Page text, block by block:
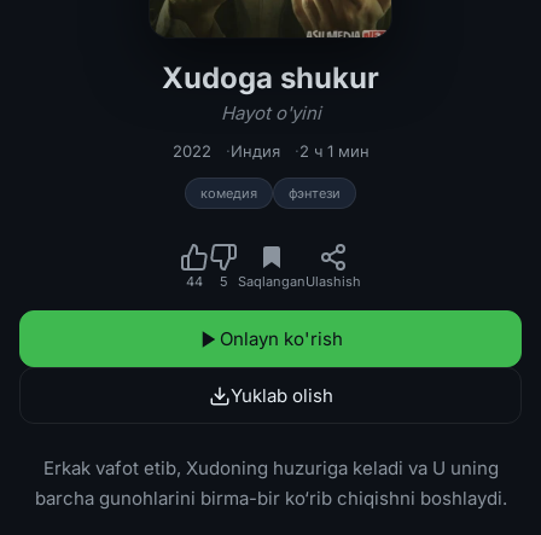
Xudoga shukur
Xudoga shukur / Hayot o'yini Hind
Hayot o'yini
2022 Индия 2 ч 1 мин
комедия фэнтези
44 5 SaqlanganUlashish
Onlayn ko'rish
Yuklab olish
Erkak vafot etib, Xudoning huzuriga keladi va U uning
barcha gunohlarini birma-bir ko‘rib chiqishni boshlaydi.